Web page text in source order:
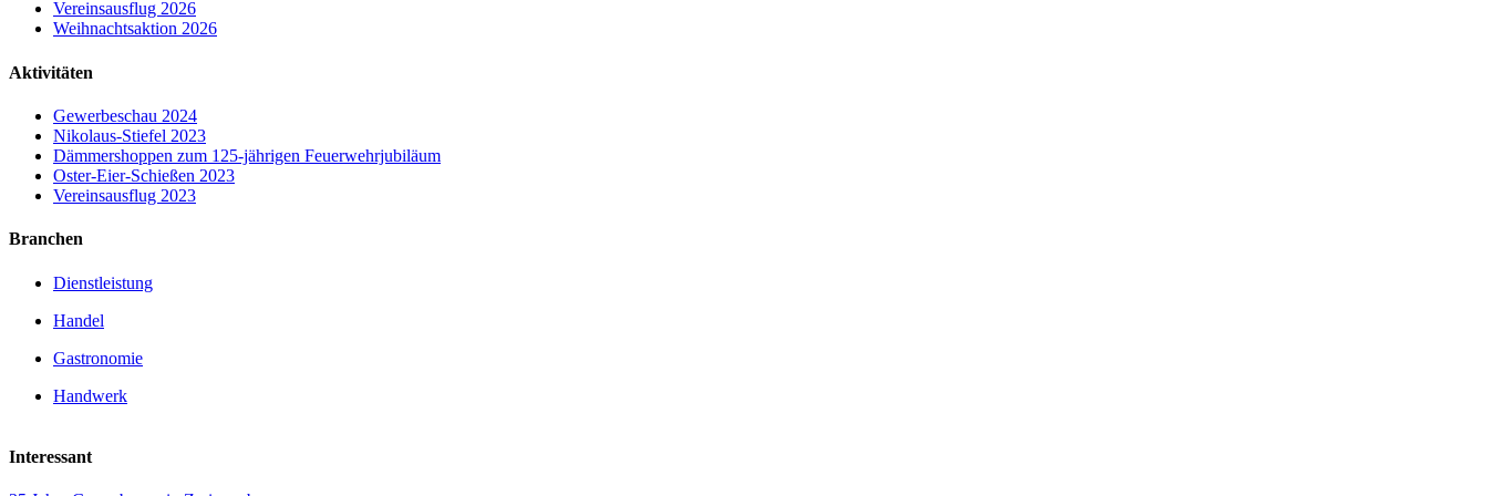
Vereinsausflug 2026
Weihnachtsaktion 2026
Aktivitäten
Gewerbeschau 2024
Nikolaus-Stiefel 2023
Dämmershoppen zum 125-jährigen Feuerwehrjubiläum
Oster-Eier-Schießen 2023
Vereinsausflug 2023
Branchen
Dienstleistung
Handel
Gastronomie
Handwerk
Interessant